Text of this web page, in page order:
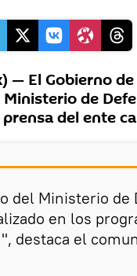
— El Gobierno
de
del ente
del Ministerio
en los
destaca el